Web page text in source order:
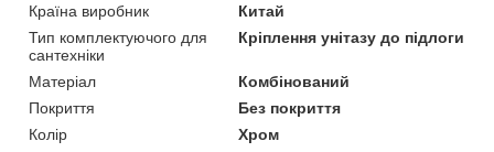
Країна виробник
Китай
Тип комплектуючого для
сантехніки
Кріплення унітазу до підлоги
Матеріал
Комбінований
Покриття
Без покриття
Колір
Хром